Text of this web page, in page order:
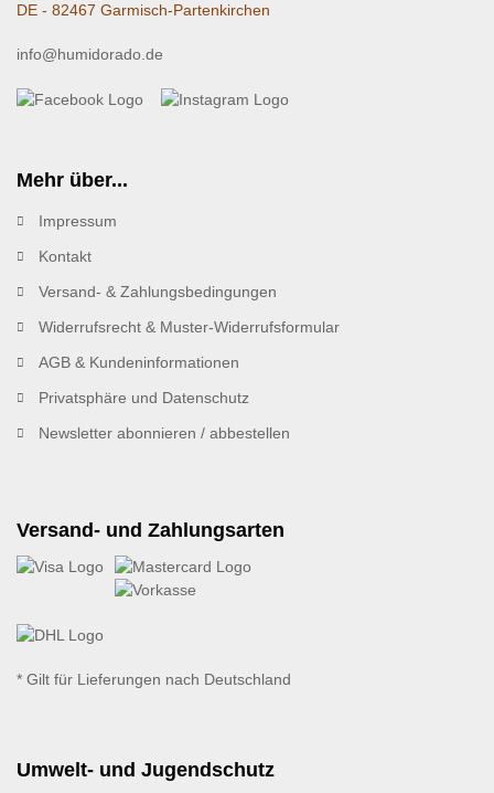
DE - 82467 Garmisch-Partenkirchen
info@humidorado.de
Mehr über...
Impressum
Kontakt
Versand- & Zahlungsbedingungen
Widerrufsrecht & Muster-Widerrufsformular
AGB & Kundeninformationen
Privatsphäre und Datenschutz
Newsletter abonnieren / abbestellen
Versand- und Zahlungsarten
* Gilt für Lieferungen nach Deutschland
Umwelt- und Jugendschutz